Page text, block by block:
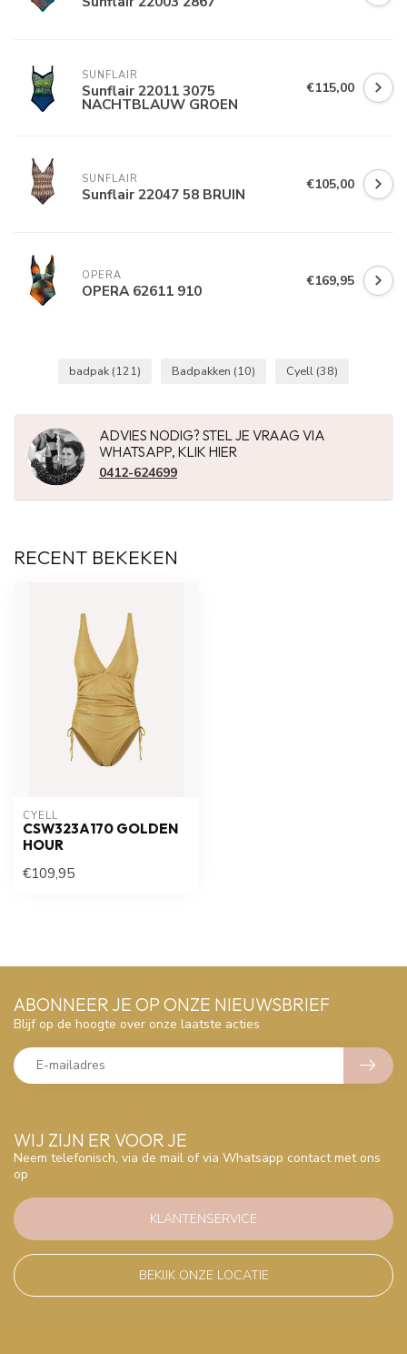
SUNFLAIR
Sunflair 22011 3075
NACHTBLAUW GROEN
€115,00
SUNFLAIR
Sunflair 22047 58 BRUIN €105,00
OPERA
OPERA 62611 910 €169,95
badpak (121) Badpakken (10) Cyell (38)
ADVIES NODIG? STEL JE VRAAG VIA
WHATSAPP, KLIK HIER
0412-624699
RECENT BEKEKEN
CYELL
CSW323A170 GOLDEN
HOUR
€109,95
WIJ ZIJN ER VOOR JE
Neem telefonisch, via de mail of via Whatsapp contact met ons
op
KLANTENSERVICE
BEKIJK ONZE LOCATIE
ABONNEER JE OP ONZE NIEUWSBRIEF
Blijf op de hoogte over onze laatste acties